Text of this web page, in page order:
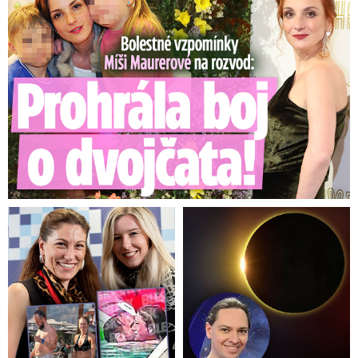
Undertake all appropriate measures to ensure the
exclusion of CZK 42 497 826.80/EUR 647 676.40
as set out in the attached OLAF Final Report in
relation to the irregularities detected in the
project No CZ.1.15/2.1.00/04.00095 „Multifunkční
kongresový areál Čapí hnízdo“.
Pracovní překlad do českého jazyka
Generální ředitelství pro regionální a
městskou politikuučinilo následující krok:
Přijalo veškerá náležitá opatření pro zajištění
vynětí částky 42.497.826,80 Kč /1.647.676,40
EUR,jak je uvedeno v přiložené Závěrečné